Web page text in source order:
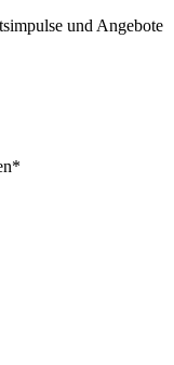
und Angebote